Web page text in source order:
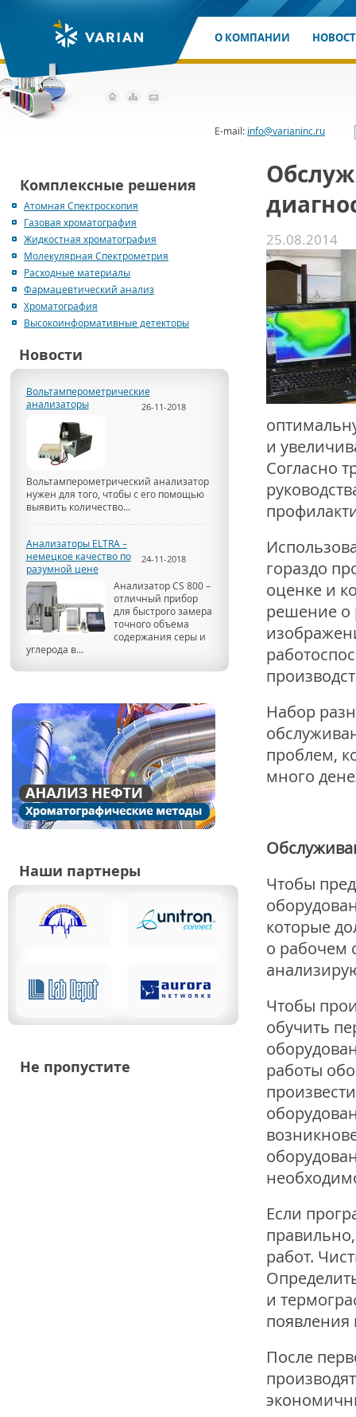
О КОМПАНИИ
E-mail: info@varianinc.ru
Комплексные решения
Атомная Спектроскопия
Газовая хроматография
Жидкостная хроматография
Молекулярная Спектрометрия
Расходные материалы
Фармацевтический анализ
Хроматография
Высокоинформативные детекторы
Новости
Вольтамперометрические
анализаторы
26-11-2018
Вольтамперометрический анализатор
нужен для того, чтобы с его помощью
выявить количество...
Анализаторы ELTRA –
немецкое качество по
разумной цене
24-11-2018
Анализатор CS 800 –
отличный прибор
для быстрого замера
точного объема
содержания серы и
углерода в...
Наши партнеры
Не пропустите
25.08.2014
и
Согласно
гораздо
оценке и
решение о
Набор
проблем,
много
Чтобы
которые
о рабочем
Чтобы
обучить
работы
Если
работ.
и
появления
После